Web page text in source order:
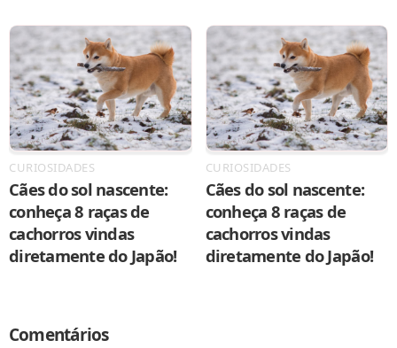
CURIOSIDADES
Cães do sol nascente:
conheça 8 raças de
cachorros vindas
diretamente do Japão!
CURIOSIDADES
Cães do sol nascente:
conheça 8 raças de
cachorros vindas
diretamente do Japão!
Comentários